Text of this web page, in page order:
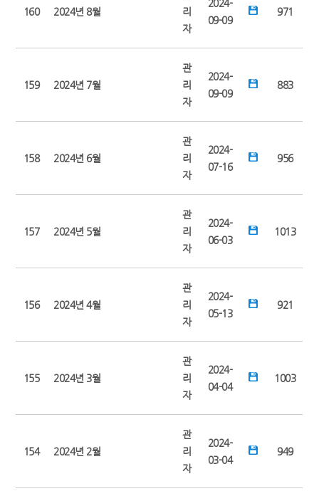
160 2024년 8월
리
자
2024-
09-09
971
159 2024년 7월
관
리
자
2024-
09-09
883
158 2024년 6월
관
리
자
2024-
07-16
956
157 2024년 5월
관
리
자
2024-
06-03
1013
156 2024년 4월
관
리
자
2024-
05-13
921
155 2024년 3월
관
리
자
2024-
04-04
1003
154 2024년 2월
관
리
자
2024-
03-04
949